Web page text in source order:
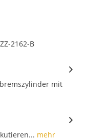
2162-B
mit
mehr